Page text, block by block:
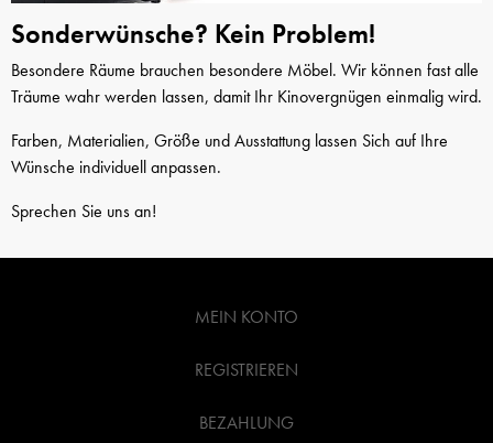
Sonderwünsche? Kein Problem!
Besondere Räume brauchen besondere Möbel. Wir können fast alle
Träume wahr werden lassen, damit Ihr Kinovergnügen einmalig wird.
Farben, Materialien, Größe und Ausstattung lassen Sich auf Ihre
Wünsche individuell anpassen.
Sprechen Sie uns an!
MEIN KONTO
REGISTRIEREN
BEZAHLUNG